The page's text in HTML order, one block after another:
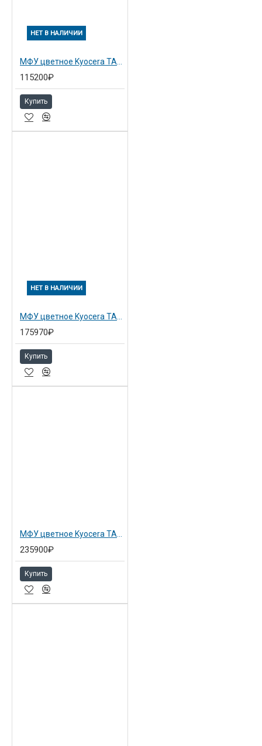
НЕТ В НАЛИЧИИ
115200₽
Купить
НЕТ В НАЛИЧИИ
175970₽
Купить
235900₽
Купить